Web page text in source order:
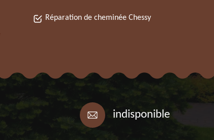
Réparation de cheminée Chessy
indisponible